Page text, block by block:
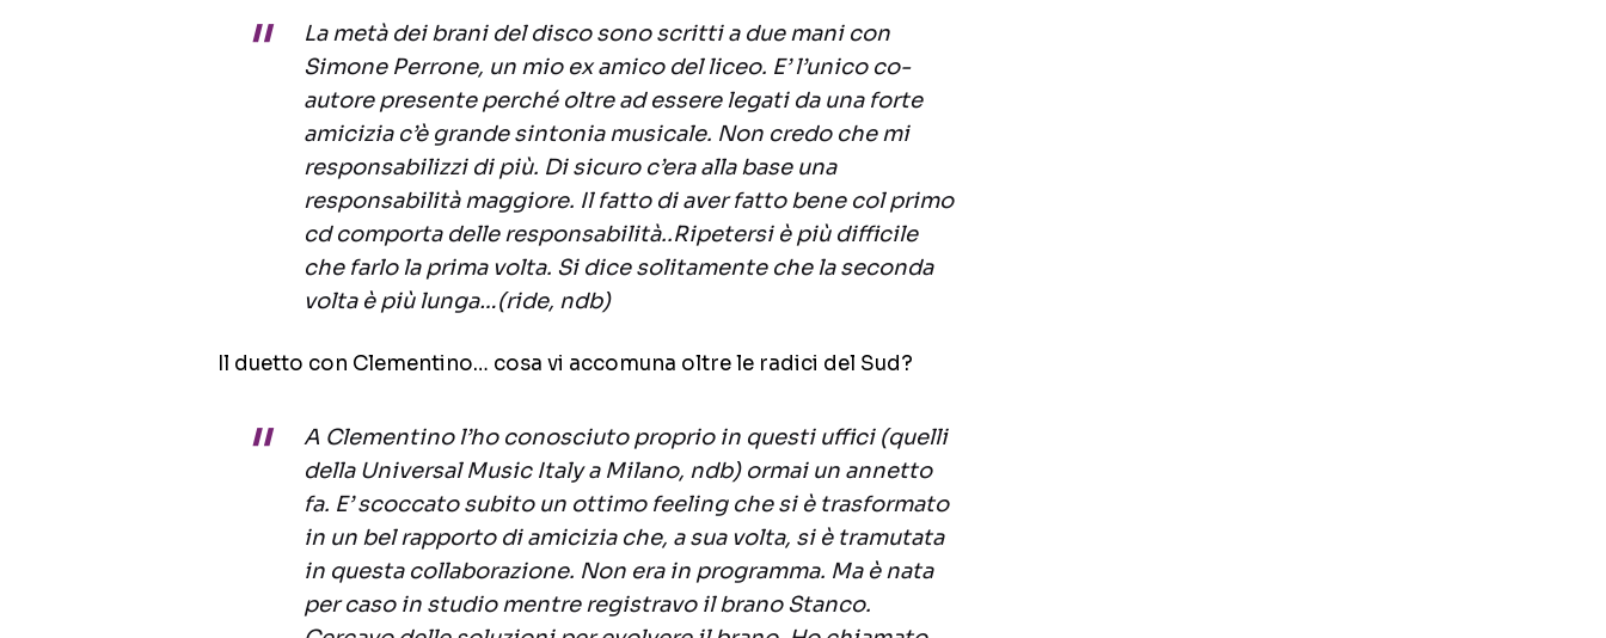
La metà dei brani del disco sono scritti a due mani con
Simone Perrone, un mio ex amico del liceo. E’ l’unico co-
autore presente perché oltre ad essere legati da una forte
amicizia c’è grande sintonia musicale. Non credo che mi
responsabilizzi di più. Di sicuro c’era alla base una
responsabilità maggiore. Il fatto di aver fatto bene col primo
cd comporta delle responsabilità..Ripetersi è più difficile
che farlo la prima volta. Si dice solitamente che la seconda
volta è più lunga…(ride, ndb)
Il duetto con Clementino… cosa vi accomuna oltre le radici del Sud?
A Clementino l’ho conosciuto proprio in questi uffici (quelli
della Universal Music Italy a Milano, ndb) ormai un annetto
fa. E’ scoccato subito un ottimo feeling che si è trasformato
in un bel rapporto di amicizia che, a sua volta, si è tramutata
in questa collaborazione. Non era in programma. Ma è nata
per caso in studio mentre registravo il brano Stanco.